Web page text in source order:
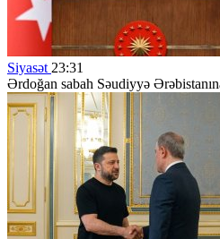
Siyasət 23:31
Ərdoğan sabah Səudiyyə